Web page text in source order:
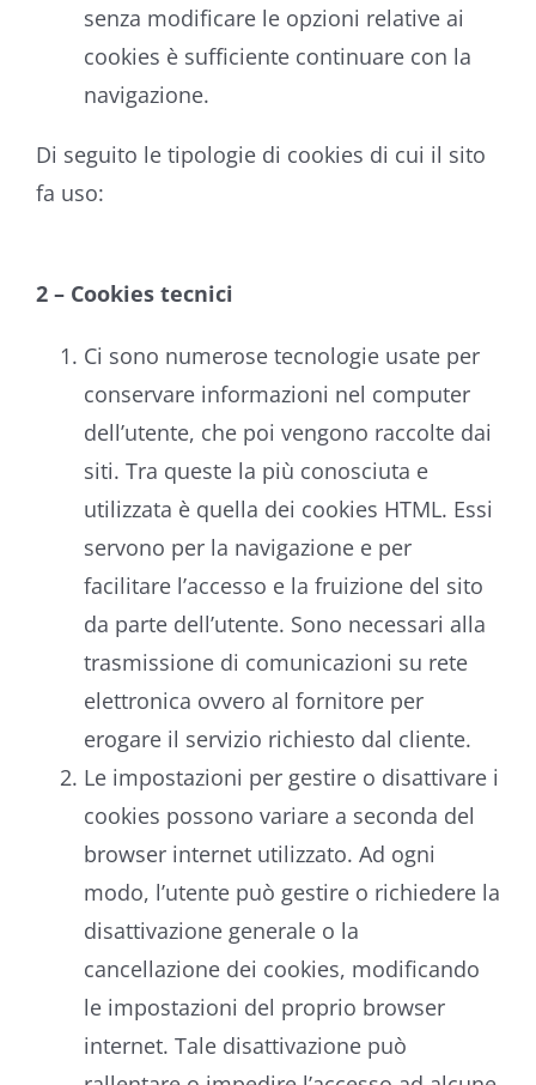
senza modificare le opzioni relative ai
cookies è sufficiente continuare con la
navigazione.
Di seguito le tipologie di cookies di cui il sito
fa uso:
2 – Cookies tecnici
Ci sono numerose tecnologie usate per
conservare informazioni nel computer
dell’utente, che poi vengono raccolte dai
siti. Tra queste la più conosciuta e
utilizzata è quella dei cookies HTML. Essi
servono per la navigazione e per
facilitare l’accesso e la fruizione del sito
da parte dell’utente. Sono necessari alla
trasmissione di comunicazioni su rete
elettronica ovvero al fornitore per
erogare il servizio richiesto dal cliente.
Le impostazioni per gestire o disattivare i
cookies possono variare a seconda del
browser internet utilizzato. Ad ogni
modo, l’utente può gestire o richiedere la
disattivazione generale o la
cancellazione dei cookies, modificando
le impostazioni del proprio browser
internet. Tale disattivazione può